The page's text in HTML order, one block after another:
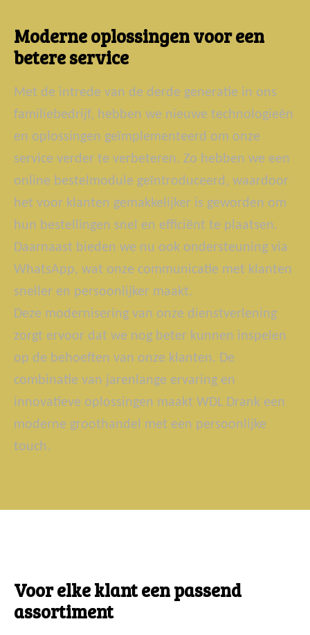
Moderne oplossingen voor een
betere service
Met de intrede van de derde generatie in ons
familiebedrijf, hebben we nieuwe technologieën
en oplossingen geïmplementeerd om onze
service verder te verbeteren. Zo hebben we een
online bestelmodule geïntroduceerd, waardoor
het voor klanten gemakkelijker is geworden om
hun bestellingen snel en efficiënt te plaatsen.
Daarnaast bieden we nu ook ondersteuning via
WhatsApp, wat onze communicatie met klanten
sneller en persoonlijker maakt.
Deze modernisering van onze dienstverlening
zorgt ervoor dat we nog beter kunnen inspelen
op de behoeften van onze klanten. De
combinatie van jarenlange ervaring en
innovatieve oplossingen maakt WDL Drank een
moderne groothandel met een persoonlijke
touch.
Voor elke klant een passend
assortiment